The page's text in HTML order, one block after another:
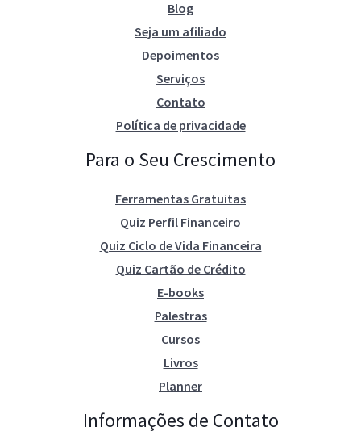
Blog
Seja um afiliado
Depoimentos
Serviços
Contato
Política de privacidade
Para o Seu Crescimento
Ferramentas Gratuitas
Quiz Perfil Financeiro
Quiz Ciclo de Vida Financeira
Quiz Cartão de Crédito
E-books
Palestras
Cursos
Livros
Planner
Informações de Contato